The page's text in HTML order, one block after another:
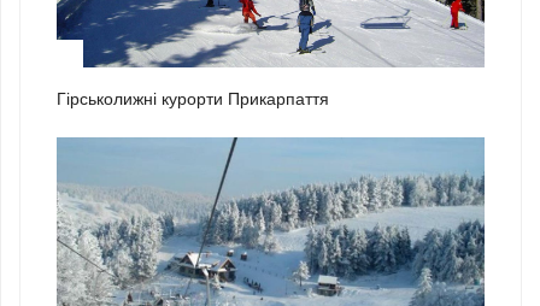
Гірськолижні курорти Прикарпаття